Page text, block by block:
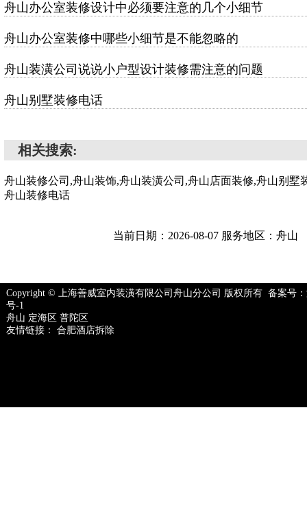
舟山办公室装修设计中必须要注意的几个小细节
舟山办公室装修中哪些小细节是不能忽略的
舟山装潢公司说说小户型设计装修需注意的问题
舟山别墅装修电话
相关搜索:
舟山装修公司,舟山装饰,舟山装潢公司,舟山店面装修,舟山别墅
舟山装修电话
当前日期：2026-08-07 服务地区：舟山
Copyright © 上海善威室内装潢有限公司舟山分公司 版权所有 备案号：
号-1
舟山 定海区 普陀区
友情链接： 合肥酒店拆除